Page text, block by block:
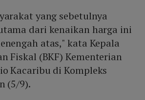
yang sebetulnya
dari kenaikan harga ini
atas," kata Kepala
Fiskal (BKF) Kementerian
Kacaribu di Kompleks
(5/9).